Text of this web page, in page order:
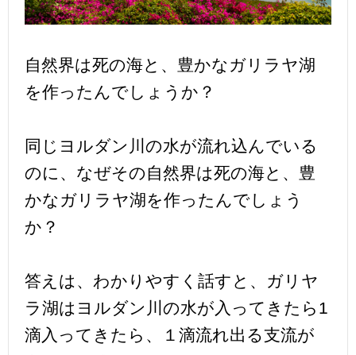
自然界は死の海と、豊かなガリラヤ湖
を作ったんでしょうか？
同じヨルダン川の水が流れ込んでいる
のに、なぜその自然界は死の海と、豊
かなガリラヤ湖を作ったんでしょう
か？
答えは、わかりやすく話すと、ガリヤ
ラ湖はヨルダン川の水が入ってきたら1
滴入ってきたら、１滴流れ出る支流が